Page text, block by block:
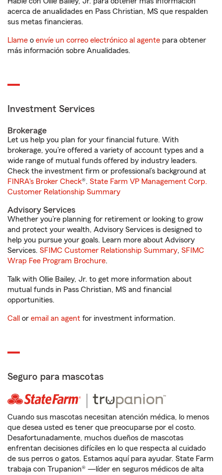
acerca de anualidades en Pass Christian, MS que respalden
sus metas financieras.
Llame o envíe un correo electrónico al agente para obtener
más información sobre Anualidades.
Investment Services
Brokerage
Let us help you plan for your financial future. With
brokerage, you’re offered a variety of account types and a
wide range of mutual funds offered by industry leaders.
Check the investment firm or professional’s background at
FINRA's Broker Check®. State Farm VP Management Corp.
Customer Relationship Summary
Advisory Services
Whether you’re planning for retirement or looking to grow
and protect your wealth, Advisory Services is designed to
help you pursue your goals. Learn more about Advisory
Services. SFIMC Customer Relationship Summary, SFIMC
Wrap Fee Program Brochure.
Talk with Ollie Bailey, Jr. to get more information about
mutual funds in Pass Christian, MS and financial
opportunities.
Call or email an agent for investment information.
Seguro para mascotas
Cuando sus mascotas necesitan atención médica, lo menos
que desea usted es tener que preocuparse por el costo.
Desafortunadamente, muchos dueños de mascotas
enfrentan decisiones difíciles en lo que respecta al cuidado
de sus perros o gatos. Estamos aquí para ayudar. State Farm
trabaja con Trupanion® —líder en seguros médicos de alta